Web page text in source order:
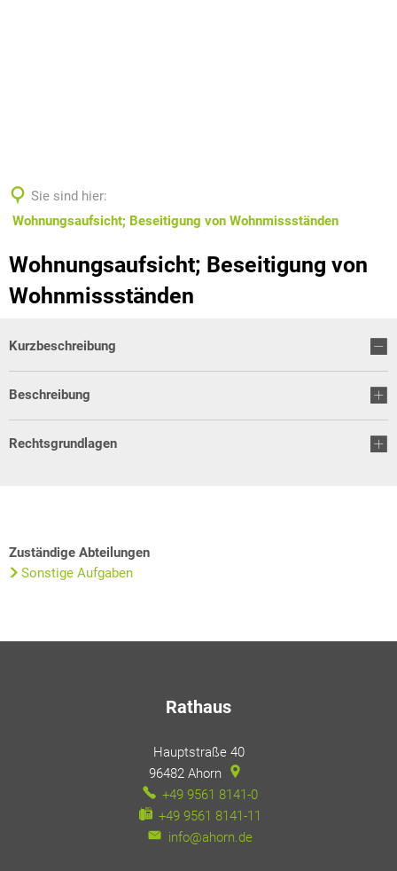
Sie sind hier:
Wohnungsaufsicht; Beseitigung von Wohnmissständen
Wohnungsaufsicht; Beseitigung von
Wohnmissständen
Kurzbeschreibung
Beschreibung
Rechtsgrundlagen
Zuständige Abteilungen
Sonstige Aufgaben
Rathaus
Hauptstraße 40
96482 Ahorn
+49 9561 8141-0
+49 9561 8141-11
info@ahorn.de